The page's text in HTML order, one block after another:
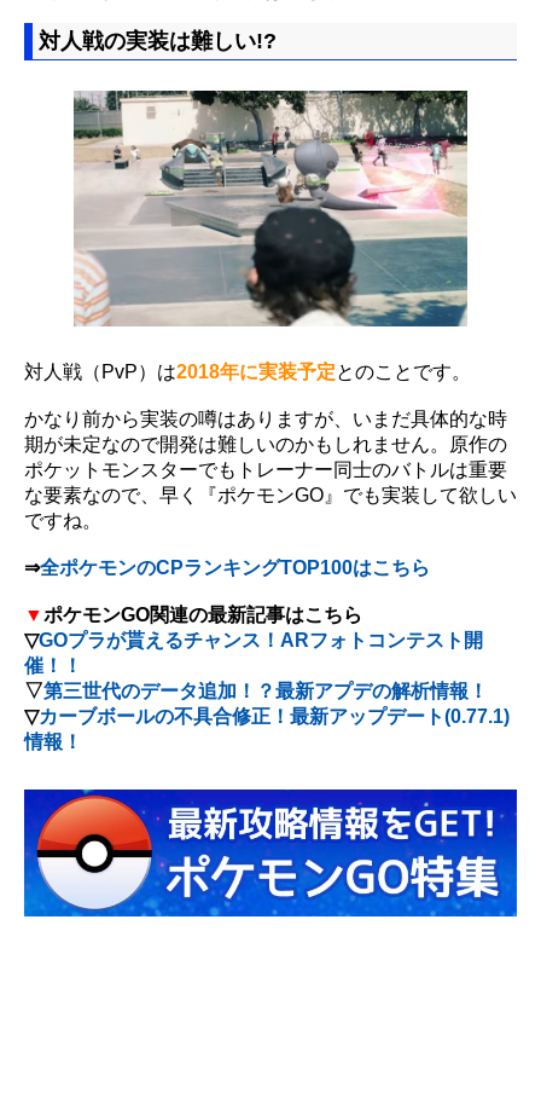
対人戦の実装は難しい!?
対人戦（PvP）は2018年に実装予定とのことです。
かなり前から実装の噂はありますが、いまだ具体的な時
期が未定なので開発は難しいのかもしれません。原作の
ポケットモンスターでもトレーナー同士のバトルは重要
な要素なので、早く『ポケモンGO』でも実装して欲しい
ですね。
⇒全ポケモンのCPランキングTOP100はこちら
▼ポケモンGO関連の最新記事はこちら
▽GOプラが貰えるチャンス！ARフォトコンテスト開
催！！
▽第三世代のデータ追加！？最新アプデの解析情報！
▽カーブボールの不具合修正！最新アップデート(0.77.1)
情報！